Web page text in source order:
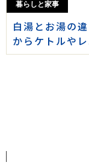
暮らしと家事
白湯とお湯の
からケトルや